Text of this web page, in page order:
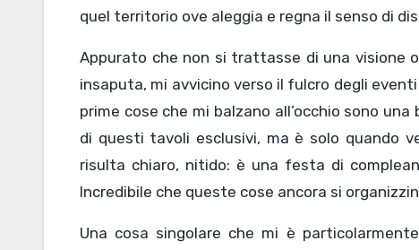
quel territorio ove aleggia e regna il senso di
Appurato che non si trattasse di una
insaputa, mi avvicino verso il fulcro degli
prime cose che mi balzano all’occhio sono
di questi tavoli esclusivi, ma è solo quando
risulta chiaro, nitido: è una festa di
Incredibile che queste cose ancora si
Una cosa singolare che mi è